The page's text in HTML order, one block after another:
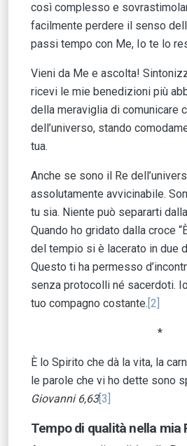
così complesso e
facilmente perdere il senso
passi tempo con Me, Io te lo
Vieni da Me e ascolta!
ricevi le mie benedizioni più
della meraviglia di comunicare
dell’universo, stando
tua.
Anche se sono il Re
assolutamente avvicinabile.
tu sia. Niente può separarti
Quando ho gridato dalla croce
del tempio si è lacerato in due
Questo ti ha permesso
senza protocolli né sacerdoti.
tuo compagno costante. [2]
*
È lo Spirito che dà la vita, la
le parole che vi ho dette sono
Giovanni 6,63[3]
Tempo di qualità nella mia